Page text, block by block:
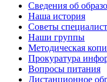
Сведения об
Наша история
Советы
Наши группы
Методическая
Прокуратура
Вопросы питания
Дистанционное